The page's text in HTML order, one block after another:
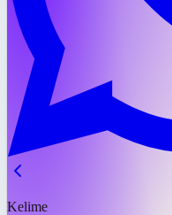
Kelime